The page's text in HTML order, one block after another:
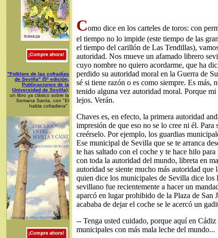
"Folklore de las cofradías
de Sevilla" (5ª edición,
Publicaciones de la
Universidad de Sevilla):
un libro ya clásico sobre la
Semana Santa, con "El
habla cofradiera"
Como dice en los carteles de toros: con
el tiempo no lo impide (este tiempo de las
el tiempo del carillón de Las Tendillas),
autoridad. Nos mueve un afamado librero
cuyo nombre no quiero acordarme, que ha
perdido su autoridad moral en la Guerra de
sé si tiene razón o es como siempre. Es más,
tenido alguna vez autoridad moral. Porque mi
lejos. Verán.
Chaves es, en efecto, la primera autoridad
impresión de que eso no se lo cree ni él. Para
creérselo. Por ejemplo, los guardias
Ese municipal de Sevilla que se te arranca
te has saltado con el coche y te hace hilo
con toda la autoridad del mundo, libreta en
autoridad se siente mucho más autoridad que
quien dice los municipales de Sevilla dice los
sevillano fue recientemente a hacer un
aparcó en lugar prohibido de la Plaza de San
acababa de dejar el coche se le acercó un
-- Tenga usted cuidado, porque aquí en Cádiz
municipales con más mala leche del mundo...